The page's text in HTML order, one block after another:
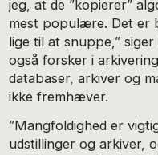
jeg, at de ”kopierer”
mest populære. Det er
lige til at snuppe,”
også forsker i
databaser, arkiver og
ikke fremhæver.
”Mangfoldighed er
udstillinger og arkiver,